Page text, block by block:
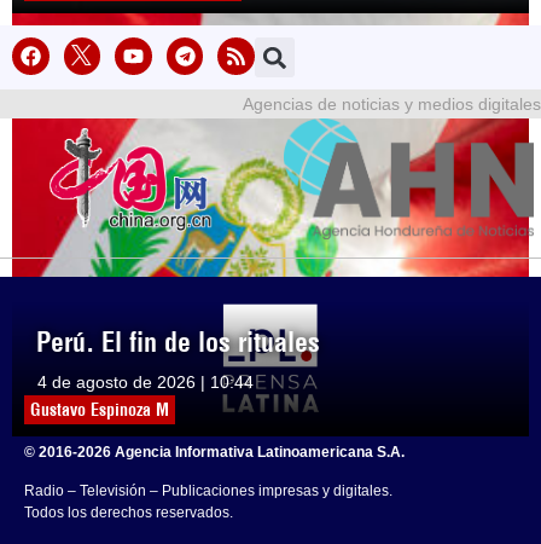
Perú. El fin de los rituales
4 de agosto de 2026 | 10:44
Gustavo Espinoza M
Agencias de noticias y medios digitales
© 2016-2026 Agencia Informativa Latinoamericana S.A.
Radio – Televisión – Publicaciones impresas y digitales.
Todos los derechos reservados.